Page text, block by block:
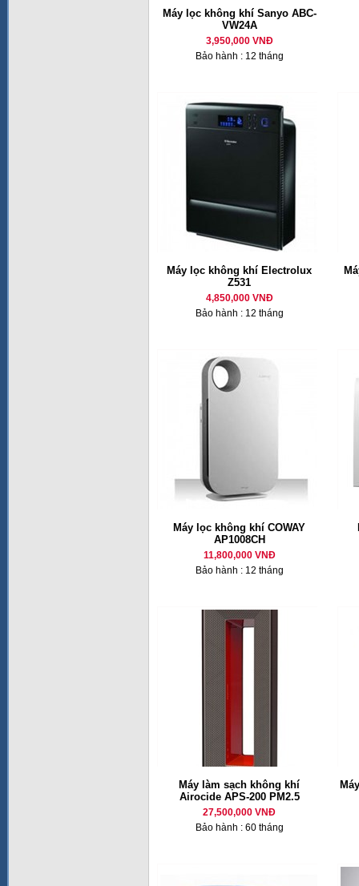
Máy lọc không khí Sanyo ABC-
VW24A
3,950,000 VNĐ
Bảo hành : 12 tháng
Máy lọc không khí Electrolux
Z531
4,850,000 VNĐ
Bảo hành : 12 tháng
Máy lọc không khí COWAY
AP1008CH
11,800,000 VNĐ
Bảo hành : 12 tháng
Máy làm sạch không khí
Airocide APS-200 PM2.5
27,500,000 VNĐ
Bảo hành : 60 tháng